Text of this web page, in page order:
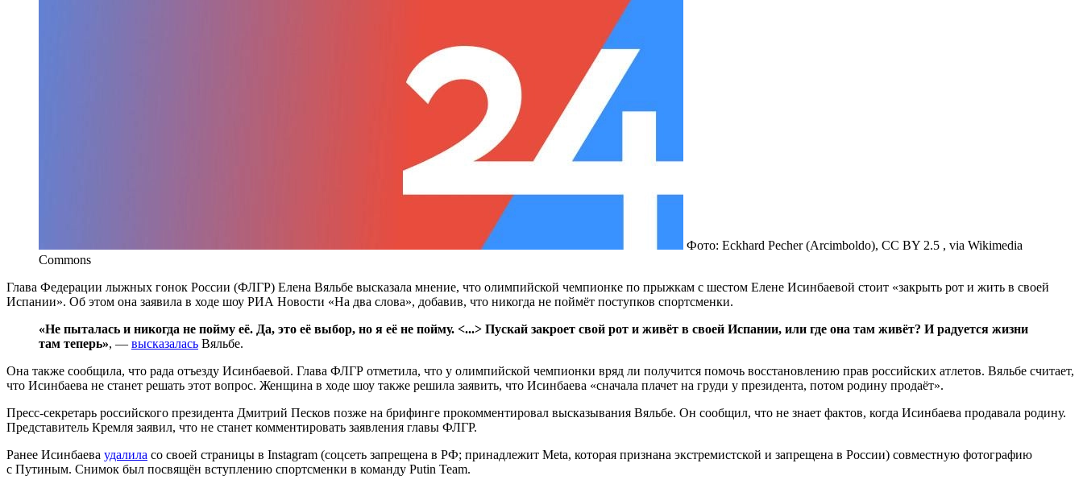
Фото: Eckhard Pecher (Arcimboldo), CC BY 2.5 , via Wikimedia
Commons
Глава Федерации лыжных гонок России (ФЛГР) Елена Вяльбе высказала мнение, что олимпийской чемпионке по прыжкам с шестом Елене Исинбаевой стоит «закрыть рот и жить в своей
Испании». Об этом она заявила в ходе шоу РИА Новости «На два слова», добавив, что никогда не поймёт поступков спортсменки.
«Не пыталась и никогда не пойму её. Да, это её выбор, но я её не пойму. <...> Пускай закроет свой рот и живёт в своей Испании, или где она там живёт? И радуется жизни
там теперь», — высказалась Вяльбе.
Она также сообщила, что рада отъезду Исинбаевой. Глава ФЛГР отметила, что у олимпийской чемпионки вряд ли получится помочь восстановлению прав российских атлетов. Вяльбе считает,
что Исинбаева не станет решать этот вопрос. Женщина в ходе шоу также решила заявить, что Исинбаева «сначала плачет на груди у президента, потом родину продаёт».
Пресс-секретарь российского президента Дмитрий Песков позже на брифинге прокомментировал высказывания Вяльбе. Он сообщил, что не знает фактов, когда Исинбаева продавала родину.
Представитель Кремля заявил, что не станет комментировать заявления главы ФЛГР.
Ранее Исинбаева удалила со своей страницы в Instagram (соцсеть запрещена в РФ; принадлежит Meta, которая признана экстремистской и запрещена в России) совместную фотографию
с Путиным. Снимок был посвящён вступлению спортсменки в команду Putin Team.